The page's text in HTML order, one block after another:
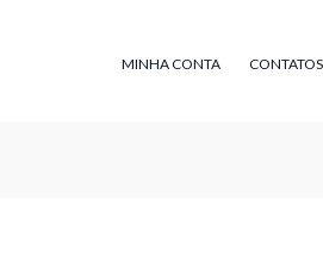
MINHA CONTA CONTATOS